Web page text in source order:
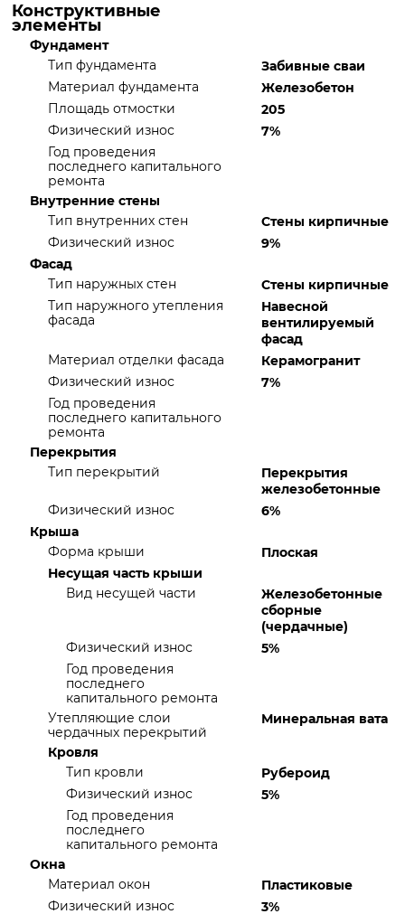
Конструктивные
элементы
Фундамент
Тип фундамента
Забивные сваи
Материал фундамента
Железобетон
Площадь отмостки
205
Физический износ
7%
Год проведения
последнего капитального
ремонта
Внутренние стены
Тип внутренних стен
Стены кирпичные
Физический износ
9%
Фасад
Тип наружных стен
Стены кирпичные
Тип наружного утепления
фасада
Навесной
вентилируемый
фасад
Материал отделки фасада
Керамогранит
Физический износ
7%
Год проведения
последнего капитального
ремонта
Перекрытия
Тип перекрытий
Перекрытия
железобетонные
Физический износ
6%
Крыша
Форма крыши
Плоская
Несущая часть крыши
Вид несущей части
Железобетонные
сборные
(чердачные)
Физический износ
5%
Год проведения
последнего
капитального ремонта
Утепляющие слои
чердачных перекрытий
Минеральная вата
Кровля
Тип кровли
Рубероид
Физический износ
5%
Год проведения
последнего
капитального ремонта
Окна
Материал окон
Пластиковые
Физический износ
3%